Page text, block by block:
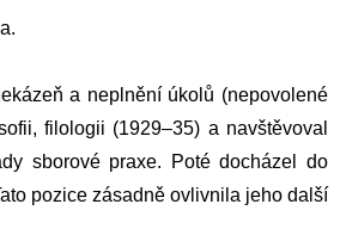
a neplnění úkolů (nepovolené
filologii (1929–35) a navštěvoval
sborové praxe. Poté docházel do
pozice zásadně ovlivnila jeho další